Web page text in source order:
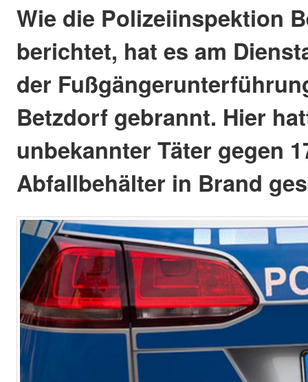
Wie die Polizeiinspektion
berichtet, hat es am
der
Betzdorf gebrannt. Hier
unbekannter Täter gegen
Abfallbehälter in Brand